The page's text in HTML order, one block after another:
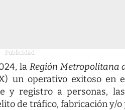
- Publicidad -
la Región Metropolitana
un operativo exitoso en
y registro a personas,
de tráfico, fabricación y/